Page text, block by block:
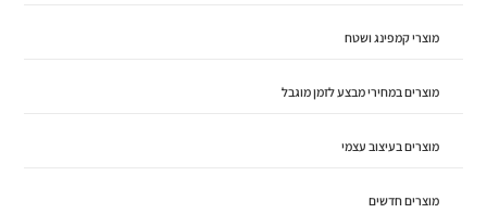
מוצרי קמפינג ושטח
מוצרים במחירי מבצע לזמן מוגבל
מוצרים בעיצוב עצמי
מוצרים חדשים